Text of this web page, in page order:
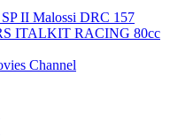
II Malossi DRC 157
ITALKIT RACING 80cc
Channel